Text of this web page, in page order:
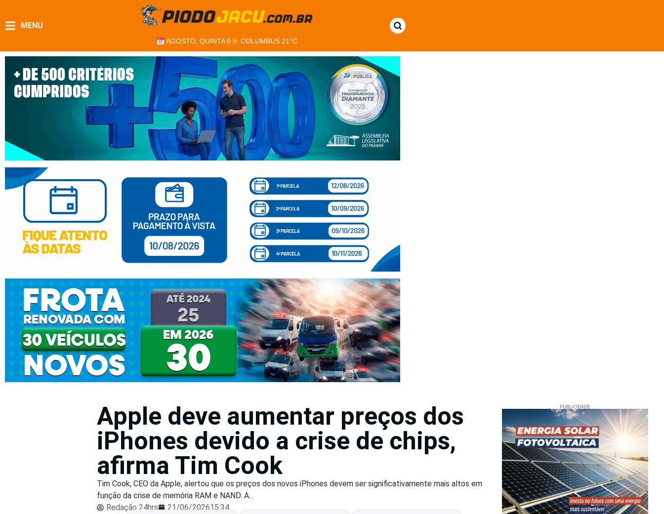
MENU
AGOSTO, QUINTA 6 COLUMBUS 21°C
Apple deve aumentar preços dos
iPhones devido a crise de chips,
afirma Tim Cook
Tim Cook, CEO da Apple, alertou que os preços dos novos iPhones devem ser significativamente mais altos em
função da crise de memória RAM e NAND. A...
Redação 24hrs
21/06/202615:34
PUBLICIDADE